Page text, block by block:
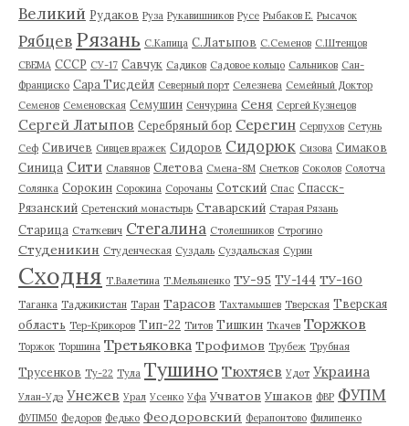
Великий Рудаков Руза Рукавишников Русе Рыбаков Е. Рысачок
Рябцев Рязань С.Капица С.Латыпов С.Семенов С.Штенцов
СВЕМА СССР СУ-17 Савчук Садиков Садовое кольцо Сальников Сан-
Франциско Сара Тисдейл Северный порт Селезнева Семейный Доктор
Семенов Семеновская Семушин Сенчурина Сеня Сергей Кузнецов
Сергей Латыпов Серебряный бор Серегин Серпухов Сетунь
Сеф Сивичев Сивцев вражек Сидоров Сидорюк Сизова Симаков
Синица Сити Славянов Слетова Смена-8М Снетков Соколов Солотча
Солянка Сорокин Сорокина Сорочаны Сотский Спас Спасск-
Рязанский Сретенский монастырь Ставарский Старая Рязань
Старица Статкевич Стегалина Столешников Строгино
Студеникин Студенческая Суздаль Суздальская Сурин
Сходня Т.Валетина Т.Мельяненко ТУ-95 ТУ-144 ТУ-160
Таганка Таджикистан Таран Тарасов Тахтамышев Тверская Тверская
область Тер-Крикоров Тип-22 Титов Тишкин Ткачев Торжков
Торжок Торшина Третьяковка Трофимов Трубеж Трубная
Трусенков Ту-22 Тула Тушино Тюхтяев Удот Украина
Улан-Удэ Унежев Урал Усенко Уфа Учватов Ушаков ФВР ФУПМ
ФУПМ50 Федоров Федько Феодоровский Ферапонтово Филипенко